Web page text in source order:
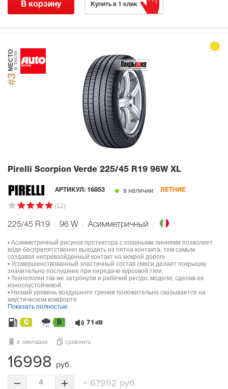
В корзину Купить в 1 клик
#3
МЕСТОв тесте
Pirelli Scorpion Verde 225/45 R19 96W XL
АРТИКУЛ: 16853 в наличии ЛЕТНИЕ
(12)
225/45 R19 96 W Асимметричный
• Асимметричный рисунок протектора с плавными линиями позволяет
воде беспрепятственно выходить из пятна контакта, тем самым
создавая непревзойденный контакт на мокрой дороге.
• Усовершенствованный эластичный состав смеси делает покрышку
значительно послушнее при передаче курсовой тяги.
• Технологии так же затронули и рабочий ресурс модели, сделав ее
износоустойчивой.
• Низкий уровень воздушного трения положительно сказывается на
акустическом комфорте.
Показать полностью
C B 71 dB
в закладки сравнить
16998 руб.
4 = 67992 руб.